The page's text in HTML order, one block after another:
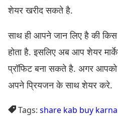
शेयर खरीद सकते है.
साथ ही आपने जान लिए है की
होता है. इसलिए अब आप शेयर
प्रॉफिट बना सकते है. अगर आपको
अपने प्रियजन के साथ शेयर करे.
Tags: share kab buy